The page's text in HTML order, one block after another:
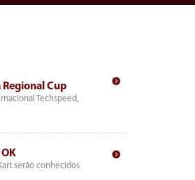
Cup
Techspeed,
serão conhecidos